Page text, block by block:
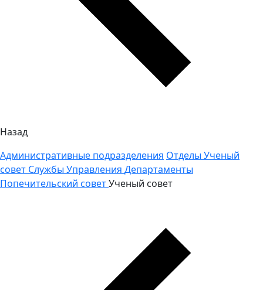
Назад
Административные подразделения Отделы Ученый
совет Службы Управления Департаменты
Попечительский советУченый совет